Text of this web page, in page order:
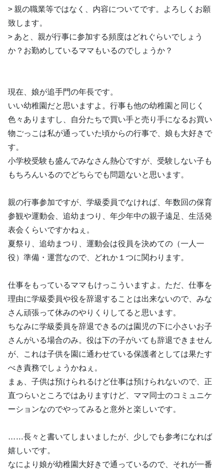
> 親の職業等ではなく、内容についてです。よろしくお願
致します。
> あと、親が行事に参加する頻度はどれぐらいでしょう
か？お勤めしているママもいるのでしょうか？
現在、娘が追手門の年長です。
いい幼稚園だと思いますよ。行事も他の幼稚園と同じく
色々ありますし、自分たちで買い手と売り手になるお買い
物ごっこは私が通っていた頃からの行事で、娘も大好きで
す。
小学校受験も盛んでみなさん熱心ですが、受験しない子も
もちろんいるのでどちらでも問題ないと思います。
親の行事参加ですが、学級委員でなければ、年数回の保育
参観や運動会、追幼まつり、年少年中の親子遠足、生活発
表会くらいですかねぇ。
夏祭り、追幼まつり、運動会は役員を決めての（一人一
役）準備・運営なので、どれか１つに関わります。
仕事をもっているママもけっこういますよ。ただ、仕事を
理由に学級委員や役を辞退することは出来ないので、みな
さん頑張って休みのやりくりしてると思います。
ちなみに学級委員を辞退できるのは園児の下に小さいお子
さんがいる場合のみ。役は下の子がいても辞退できません
が、これは子供を園に通わせている保護者としては果たす
べき責務でしょうかねぇ。
まぁ、子供は預けられるけど仕事は預けられないので、正
直つらいところではありますけど、ママ同士のコミュニケ
ーションなのでやってみると意外と楽しいです。
……長々と書いてしまいましたが、少しでも参考になれば
嬉しいです。
なにより娘が幼稚園大好きで通っているので、それが一番